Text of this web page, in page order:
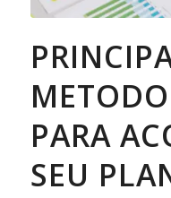
PARA
SEU